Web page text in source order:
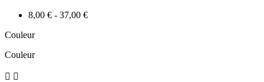
8,00 € - 37,00 €
Couleur
Couleur
 